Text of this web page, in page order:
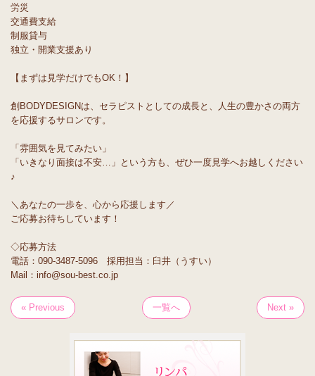
労災
交通費支給
制服貸与
独立・開業支援あり
【まずは見学だけでもOK！】
創BODYDESIGNは、セラピストとしての成長と、人生の豊かさの両方
を応援するサロンです。
「雰囲気を見てみたい」
「いきなり面接は不安…」という方も、ぜひ一度見学へお越しください
♪
＼あなたの一歩を、心から応援します／
ご応募お待ちしています！
◇応募方法
電話：090-3487-5096 採用担当：臼井（うすい）
Mail：info@sou-best.co.jp
« Previous 一覧へ Next »